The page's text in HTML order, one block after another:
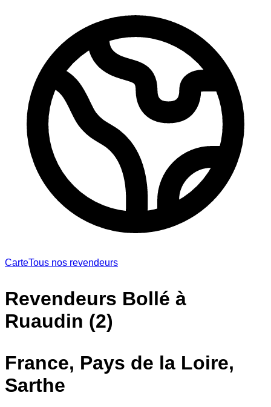
CarteTous nos revendeurs
Revendeurs Bollé à
Ruaudin (2)
France, Pays de la Loire,
Sarthe